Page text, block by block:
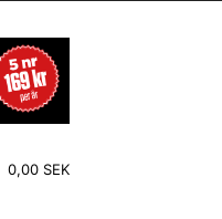
0,00 SEK